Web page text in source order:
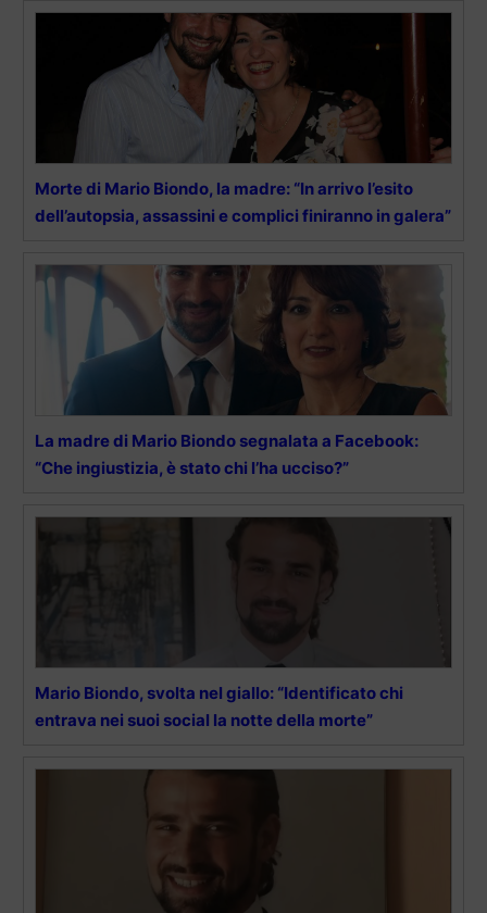
Morte di Mario Biondo, la madre: “In arrivo l’esito
dell’autopsia, assassini e complici finiranno in galera”
La madre di Mario Biondo segnalata a Facebook:
“Che ingiustizia, è stato chi l’ha ucciso?”
Mario Biondo, svolta nel giallo: “Identificato chi
entrava nei suoi social la notte della morte”